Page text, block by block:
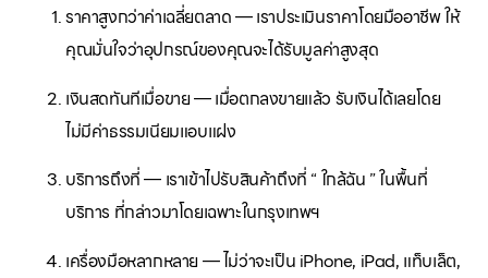
ราคาสูงกว่าค่าเฉลี่ยตลาด — เราประเมินราคาโดยมืออาชีพ ให้
คุณมั่นใจว่าอุปกรณ์ของคุณจะได้รับมูลค่าสูงสุด
เงินสดทันทีเมื่อขาย — เมื่อตกลงขายแล้ว รับเงินได้เลยโดย
ไม่มีค่าธรรมเนียมแอบแฝง
บริการถึงที่ — เราเข้าไปรับสินค้าถึงที่ “ ใกล้ฉัน ” ในพื้นที่
บริการ ที่กล่าวมาโดยเฉพาะในกรุงเทพฯ
เครื่องมือหลากหลาย — ไม่ว่าจะเป็น iPhone, iPad, แท็บเล็ต,